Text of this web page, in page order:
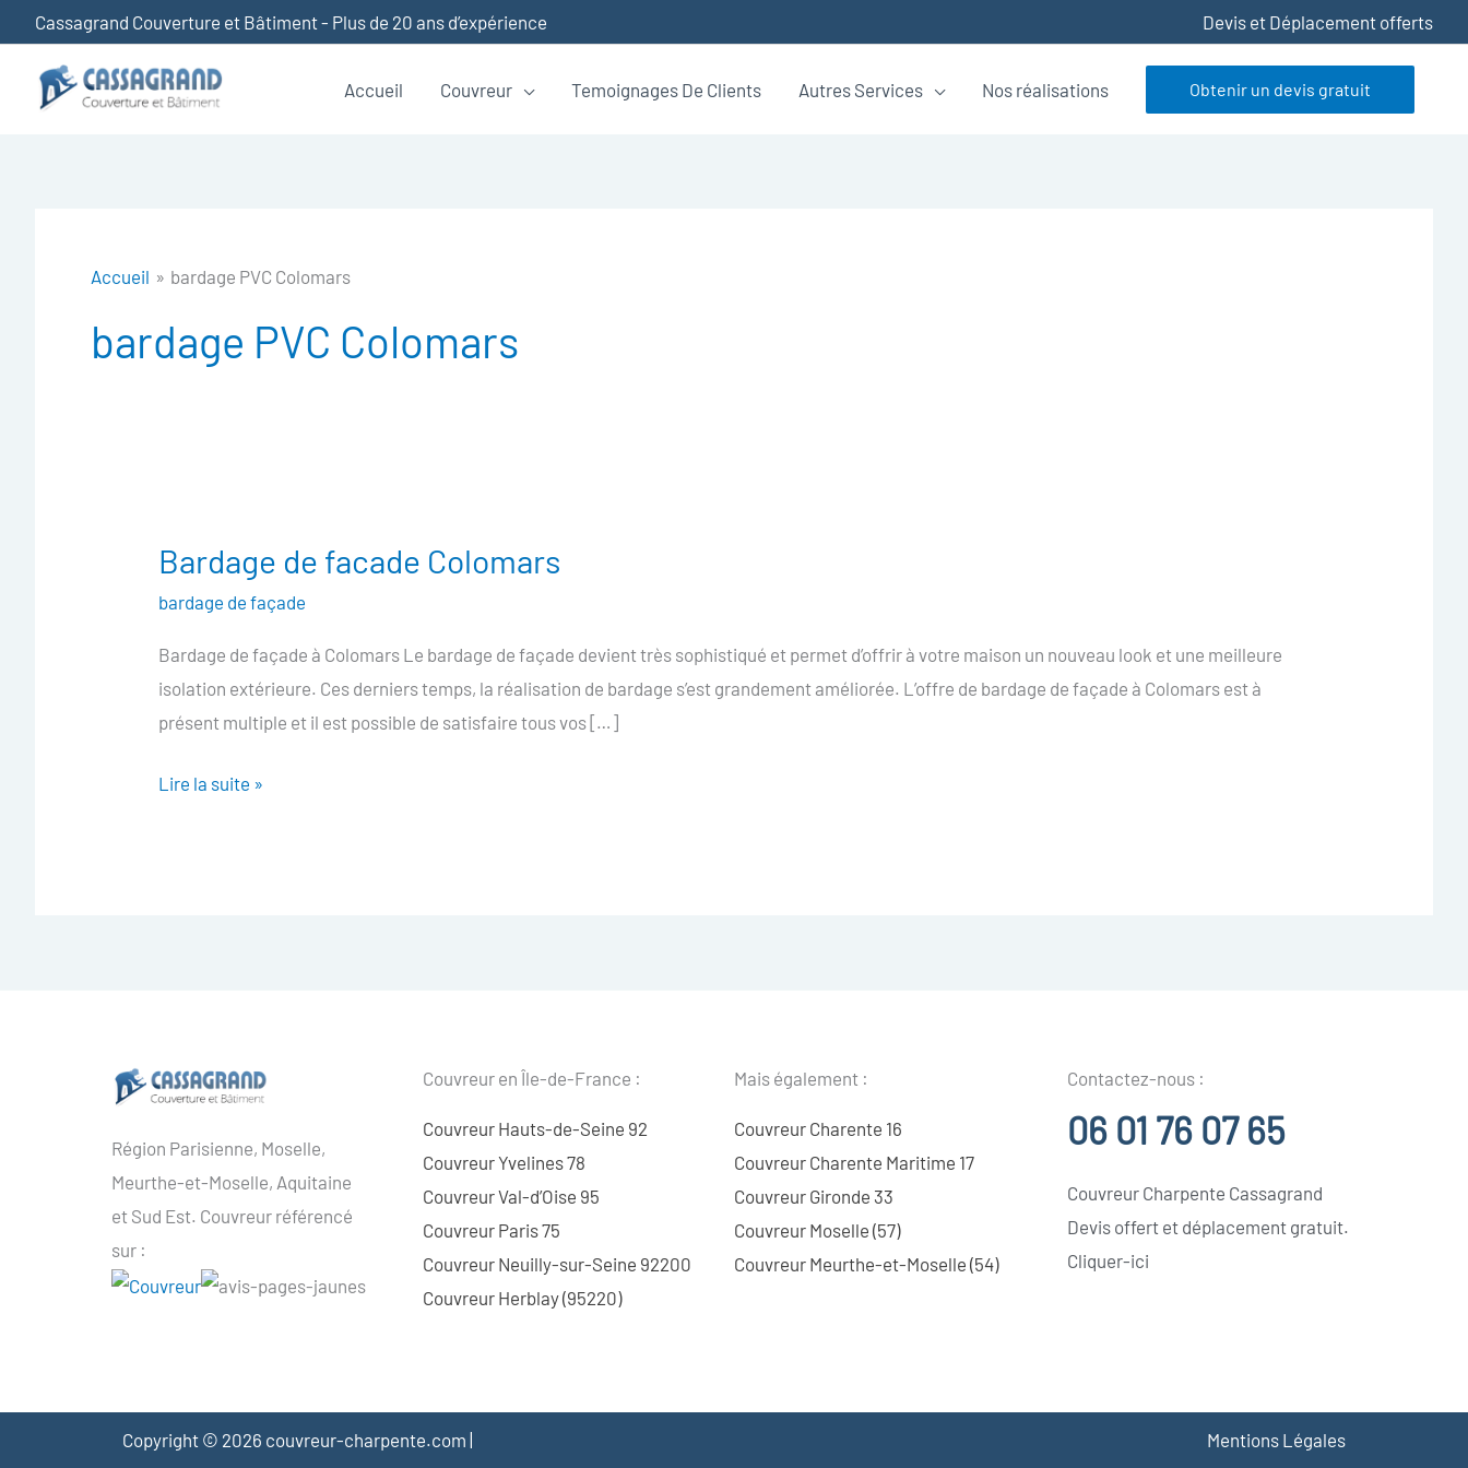
au
contenu
Cassagrand Couverture et Bâtiment - Plus de 20 ans d’expérience Devis et Déplacement offerts
Accueil Couvreur Temoignages De Clients Autres Services Nos réalisations Obtenir un devis gratuit
Accueil bardage PVC Colomars
bardage PVC Colomars
Bardage de facade Colomars
bardage de façade
Bardage de façade à Colomars Le bardage de façade devient très sophistiqué et permet d’offrir à votre maison un nouveau look et une meilleure
isolation extérieure. Ces derniers temps, la réalisation de bardage s’est grandement améliorée. L’offre de bardage de façade à Colomars est à
présent multiple et il est possible de satisfaire tous vos […]
Bardage
Colomars
Lire la suite »
Région Parisienne, Moselle,
Meurthe-et-Moselle, Aquitaine
et Sud Est. Couvreur référencé
sur :
Couvreur en Île-de-France :
Couvreur Hauts-de-Seine 92
Couvreur Yvelines 78
Couvreur Val-d’Oise 95
Couvreur Paris 75
Couvreur Neuilly-sur-Seine 92200
Couvreur Herblay (95220)
Mais également :
Couvreur Charente 16
Couvreur Charente Maritime 17
Couvreur Gironde 33
Couvreur Moselle (57)
Couvreur Meurthe-et-Moselle (54)
Contactez-nous :
06 01 76 07 65
Couvreur Charpente Cassagrand
Devis offert et déplacement gratuit.
Cliquer-ici
Copyright © 2026 couvreur-charpente.com | Mentions Légales